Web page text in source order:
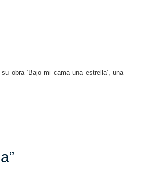
obra ‘Bajo mi cama una estrella’, una